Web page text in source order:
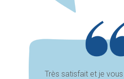
Très satisfait et je